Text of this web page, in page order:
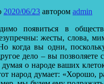
2020/06/23 автором admin
появиться в
жесты, слова,
когда вы одни,
дело – вы позволяете
думая о народе ваших
народ думает: «Хорошо,